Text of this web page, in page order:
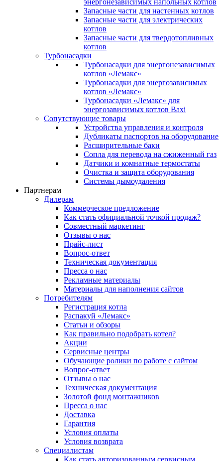
энергонезависимых напольных котлов
Запасные части для настенных котлов
Запасные части для электрических
котлов
Запасные части для твердотопливных
котлов
Турбонасадки
Турбонасадки для энергонезависимых
котлов «Лемакс»
Турбонасадки для энергозависимых
котлов «Лемакс»
Турбонасадки «Лемакс» для
энергозависимых котлов Baxi
Сопутствующие товары
Устройства управления и контроля
Дубликаты паспортов на оборудование
Расширительные баки
Сопла для перевода на сжиженный газ
Датчики и комнатные термостаты
Очистка и защита оборудования
Системы дымоудаления
Партнерам
Дилерам
Коммерческое предложение
Как стать официальной точкой продаж?
Совместный маркетинг
Отзывы о нас
Прайс-лист
Вопрос-ответ
Техническая документация
Пресса о нас
Рекламные материалы
Материалы для наполнения сайтов
Потребителям
Регистрация котла
Распакуй «Лемакс»
Статьи и обзоры
Как правильно подобрать котел?
Акции
Сервисные центры
Обучающие ролики по работе с сайтом
Вопрос-ответ
Отзывы о нас
Техническая документация
Золотой фонд монтажников
Пресса о нас
Доставка
Гарантия
Условия оплаты
Условия возврата
Специалистам